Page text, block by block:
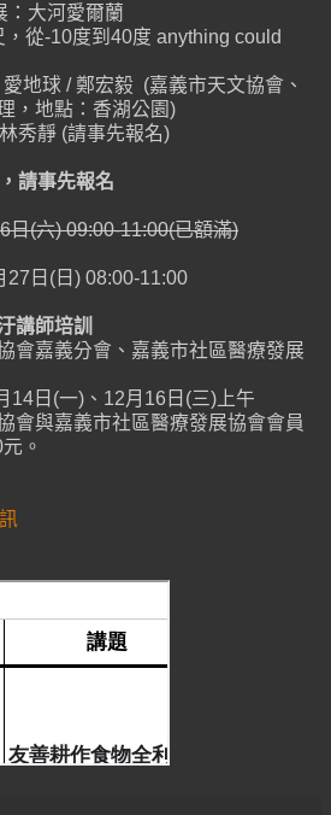
：大河愛爾蘭
從-10度到40度 anything could
地球 / 鄭宏毅 (嘉義市天文協會、
，地點：香湖公園)
秀靜 (請事先報名)
請事先報名
(六) 09:00-11:00(已額滿)
日(日) 08:00-11:00
講師培訓
會嘉義分會、嘉義市社區醫療發展
14日(一)、12月16日(三)上午
會與嘉義市社區醫療發展協會會員
。